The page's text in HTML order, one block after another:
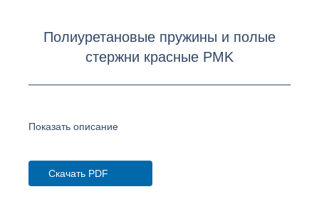
Полиуретановые пружины и полые
стержни красные PMK
Показать описание
Скачать PDF